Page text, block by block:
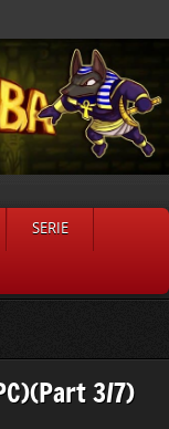
SERIE
3/7)